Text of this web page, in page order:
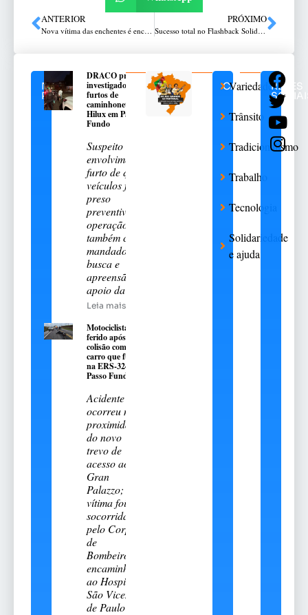
ANTERIOR
Nova vítima das enchentes é encontrada no RS; mortes chegam a 173
PRÓXIMO
Sucesso total no Flashback Solidário em Passo Fundo
NOTÍCIAS
RELACIONADAS
DRACO prende
investigado por
furtos de
caminhonetes Toyota
Hilux em Passo
Fundo
Suspeito de
envolvimento no
furto de quatro
veículos foi
preso
preventivamente;
operação
também cumpriu
mandados de
busca e
apreensão com
apoio da DHPP
Leia mais
Motociclista fica
ferido após
colisão com
carro que fugiu
na ERS-324, em
Passo Fundo
Acidente
ocorreu nas
proximidades
do novo
trevo de
acesso ao
Gran
Palazzo;
vítima foi
socorrida
pelo Corpo
de
Bombeiros e
encaminhada
ao Hospital
São Vicente
de Paulo
CATEGORIAS
Variedades
Trânsito
Tradicionalismo
Trabalho
Tecnologia
Solidariedade
e ajuda
REDES